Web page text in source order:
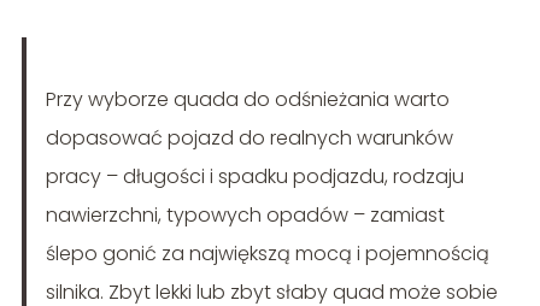
Przy wyborze quada do odśnieżania warto
dopasować pojazd do realnych warunków
pracy – długości i spadku podjazdu, rodzaju
nawierzchni, typowych opadów – zamiast
ślepo gonić za największą mocą i pojemnością
silnika. Zbyt lekki lub zbyt słaby quad może sobie